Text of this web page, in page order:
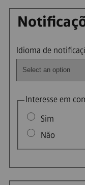
Idioma de
Interesse em
Sim
Não